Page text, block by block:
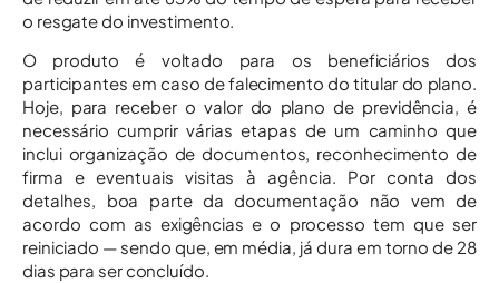
o resgate do investimento.
O produto é voltado para os beneficiários dos
participantes em caso de falecimento do titular do plano.
Hoje, para receber o valor do plano de previdência, é
necessário cumprir várias etapas de um caminho que
inclui organização de documentos, reconhecimento de
firma e eventuais visitas à agência. Por conta dos
detalhes, boa parte da documentação não vem de
acordo com as exigências e o processo tem que ser
reiniciado — sendo que, em média, já dura em torno de 28
dias para ser concluído.